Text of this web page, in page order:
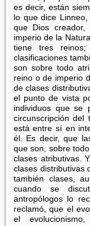
es decir, están
lo que dice
que Dios creador,
imperio de la
tiene tres reinos;
clasificaciones
son sobre todo
reino o de imperio
de clases
el punto de vista
individuos que se
circunscripción
está entre sí en
él. Es decir, que
que son, sobre
clases atributivas.
clases distributivas
también clases,
cuando se
antropólogos lo
reclamó, que el
el